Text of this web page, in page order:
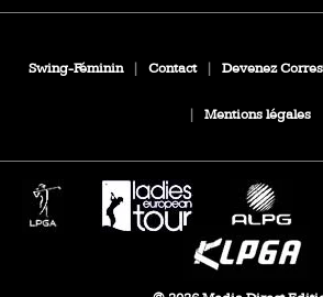
Swing-Féminin Contact Devenez
Mentions légales